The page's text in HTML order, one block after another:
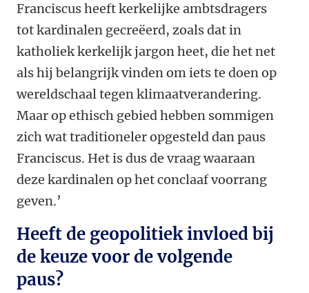
Franciscus heeft kerkelijke ambtsdragers
tot kardinalen gecreëerd, zoals dat in
katholiek kerkelijk jargon heet, die het net
als hij belangrijk vinden om iets te doen op
wereldschaal tegen klimaatverandering.
Maar op ethisch gebied hebben sommigen
zich wat traditioneler opgesteld dan paus
Franciscus. Het is dus de vraag waaraan
deze kardinalen op het conclaaf voorrang
geven.’
Heeft de geopolitiek invloed bij
de keuze voor de volgende
paus?